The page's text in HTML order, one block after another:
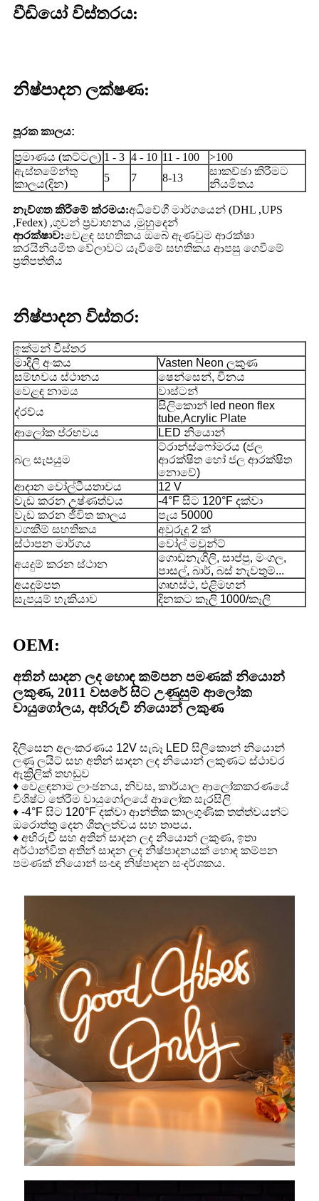
වීඩියෝ විස්තරය:
නිෂ්පාදන ලක්ෂණ:
පූරක කාලය:
ප්‍රමාණය (කට්ටල) 1 - 3 4 - 10 11 - 100
>100
ඇස්තමේන්තු
කාලය(දින)
5 7 8-13
සාකච්ඡා කිරීමට
නියමිතය
නැව්ගත කිරීමේ ක්රමය:අධිවේගී මාර්ගයෙන් (DHL ,UPS
,Fedex) ,ගුවන් ප්‍රවාහනය ,මුහුදෙන්
ආරක්ෂාව:වෙළඳ සහතිකය ඔබේ ඇණවුම ආරක්ෂා
කරයිනියමිත වේලාවට යැවීමේ සහතිකය ආපසු ගෙවීමේ
ප්‍රතිපත්තිය
නිෂ්පාදන විස්තර:
ඉක්මන් විස්තර
මාදිලි අංකය
Vasten Neon ලකුණ
සම්භවය ස්ථානය
ෂෙන්සෙන්, චීනය
වෙළඳ නාමය
වාස්ටන්
ද්රව්ය
සිලිකොන් led neon flex
tube,Acrylic Plate
ආලෝක ප්රභවය
LED නියොන්
බල සැපයුම
ට්රාන්ස්ෆෝමරය (ජල
ආරක්ෂිත හෝ ජල ආරක්ෂිත
නොවේ)
ආදාන වෝල්ටීයතාවය
12 V
වැඩ කරන උෂ්ණත්වය
-4°F සිට 120°F දක්වා
වැඩ කරන ජීවිත කාලය
පැය 50000
වගකීම් සහතිකය
අවුරුදු 2 ක්
ස්ථාපන මාර්ගය
වෝල් මවුන්ට්
අයදුම් කරන ස්ථාන
ගොඩනැගිලි, සාප්පු, මංගල,
පාසල්, බාර්, බස් නැවතුම්...
අයදුම්පත
ගෘහස්ථ, එළිමහන්
සැපයුම් හැකියාව
දිනකට කෑලි 1000/කෑලි
OEM:
අතින් සාදන ලද හොඳ කම්පන පමණක් නියොන්
ලකුණ, 2011 වසරේ සිට උණුසුම් ආලෝක
වායුගෝලය, අභිරුචි නියොන් ලකුණ
දිලිසෙන අලංකරණය 12V සැබෑ LED සිලිකොන් නියොන්
ලණු ලයිට් සහ අතින් සාදන ලද නියොන් ලකුණට ස්ථාවර
ඇක්‍රිලික් තහඩුව
♦ වෙළඳනාම ලාංඡනය, නිවස, කාර්යාල ආලෝකකරණයේ
විශිෂ්ට තේරීම වායුගෝලයේ ආලෝක සැරසිලි
♦ -4°F සිට 120°F දක්වා ආන්තික කාලගුණික තත්ත්වයන්ට
ඔරොත්තු දෙන ශීතලත්වය සහ තාපය.
♦ අභිරුචි සහ අතින් සාදන ලද නියොන් ලකුණ, ඉතා
අර්ථාන්විත අතින් සාදන ලද නිෂ්පාදනයක් හොඳ කම්පන
පමණක් නියොන් සංඥා නිෂ්පාදන සංදර්ශකය.